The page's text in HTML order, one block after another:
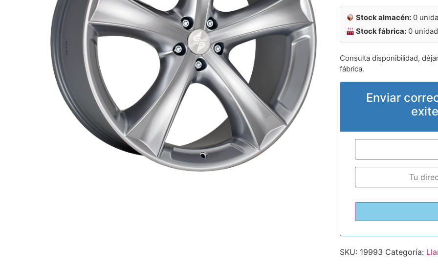
Stock almacén:0
Stock fábrica:0
Consulta disponibilidad,
fábrica.
Enviar
SKU: 19993 Categoría: